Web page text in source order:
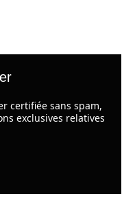
certifiée sans spam,
exclusives relatives